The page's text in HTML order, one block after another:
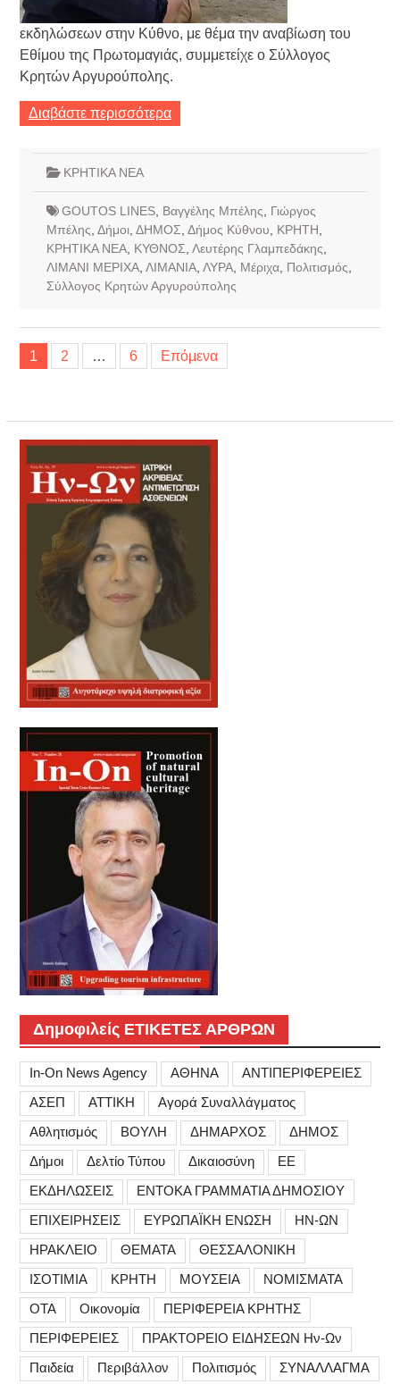
εκδηλώσεων στην Κύθνο, με θέμα την αναβίωση του
Εθίμου της Πρωτομαγιάς, συμμετείχε ο Σύλλογος
Κρητών Αργυρούπολης.
Διαβάστε περισσότερα
ΚΡΗΤΙΚΑ ΝΕΑ
GOUTOS LINES, Βαγγέλης Μπέλης
Γιώργος
Μπέλης Δήμοι, ΔΗΜΟΣ Δήμος Κύθνου ΚΡΗΤΗ
ΚΡΗΤΙΚΑ ΝΕΑ, ΚΥΘΝΟΣ Λευτέρης Γλαμπεδάκης
ΛΙΜΑΝΙ ΜΕΡΙΧΑ, ΛΙΜΑΝΙΑ, ΛΥΡΑ, Μέριχα, Πολιτισμός
Σύλλογος Κρητών Αργυρούπολης
Σελιδοποίηση
άρθρων
1 2 … 6 Επόμενα
Δημοφιλείς ΕΤΙΚΕΤΕΣ ΑΡΘΡΩΝ
In-On News Agency ΑΘΗΝΑ
ΑΝΤΙΠΕΡΙΦΕΡΕΙΕΣ
ΑΣΕΠ
ΑΤΤΙΚΗ
Αγορά Συναλλάγματος
Αθλητισμός
ΒΟΥΛΗ ΔΗΜΑΡΧΟΣ
ΔΗΜΟΣ
Δήμοι
Δελτίο Τύπου Δικαιοσύνη
ΕΕ
ΕΚΔΗΛΩΣΕΙΣ
ΕΝΤΟΚΑ ΓΡΑΜΜΑΤΙΑ ΔΗΜΟΣΙΟΥ
ΕΠΙΧΕΙΡΗΣΕΙΣ
ΕΥΡΩΠΑΪΚΗ ΕΝΩΣΗ
ΗΝ-ΩΝ
ΗΡΑΚΛΕΙΟ
ΘΕΜΑΤΑ
ΘΕΣΣΑΛΟΝΙΚΗ
ΙΣΟΤΙΜΙΑ
ΚΡΗΤΗ ΜΟΥΣΕΙΑ
ΝΟΜΙΣΜΑΤΑ
ΟΤΑ
Οικονομία
ΠΕΡΙΦΕΡΕΙΑ ΚΡΗΤΗΣ
ΠΕΡΙΦΕΡΕΙΕΣ
ΠΡΑΚΤΟΡΕΙΟ ΕΙΔΗΣΕΩΝ Ην-Ων
Παιδεία
Περιβάλλον Πολιτισμός ΣΥΝΑΛΛΑΓΜΑ